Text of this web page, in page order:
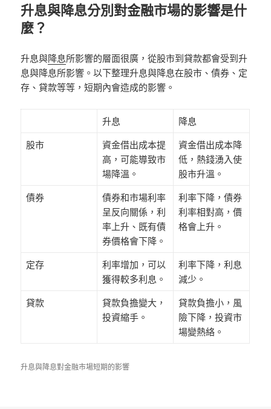
升息與降息分別對金融市場的影響是什
麼？
升息與降息所影響的層面很廣，從股市到貸款都會受到升
息與降息所影響。以下整理升息與降息在股市、債券、定
存、貸款等等，短期內會造成的影響。
升息
降息
股市
資金借出成本提
高，可能導致市
場降溫。
資金借出成本降
低，熱錢湧入使
股市升溫。
債券
債券和市場利率
呈反向關係，利
率上升、既有債
券價格會下降。
利率下降，債券
利率相對高，價
格會上升。
定存
利率增加，可以
獲得較多利息。
利率下降，利息
減少。
貸款
貸款負擔變大，
投資縮手。
貸款負擔小，風
險下降，投資市
場變熱絡。
升息與降息對金融市場短期的影響